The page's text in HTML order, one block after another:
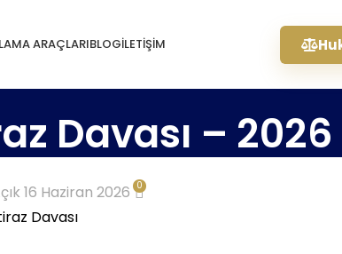
ARAÇLARIBLOGİLETIŞIM
Davası – 2026
16 Haziran 2026 0